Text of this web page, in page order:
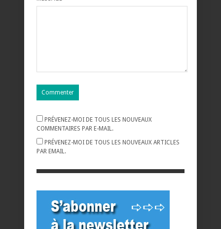
PRÉVENEZ-MOI DE TOUS LES NOUVEAUX
COMMENTAIRES PAR E-MAIL.
PRÉVENEZ-MOI DE TOUS LES NOUVEAUX ARTICLES
PAR EMAIL.